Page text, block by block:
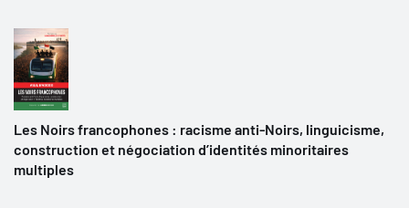
Les Noirs francophones : racisme anti-Noirs, linguicisme,
construction et négociation d’identités minoritaires
multiples